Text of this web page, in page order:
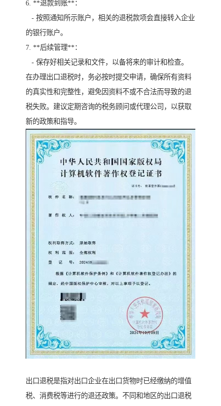
6. **退款到账**：
- 按照通知所示账户，相关的退税款项会直接转入企业
的银行账户。
7. **后续管理**：
- 保存好相关记录和文件，以备将来的审计和检查。
在办理出口退税时，务必按时提交申请，确保所有资料
的真实性和完整性，避免因资料不或不合法而导致的退
税失败。建议定期咨询的税务顾问或代理公司，以获取
新的政策和指导。
出口退税是指对出口企业在出口货物时已经缴纳的增值
税、消费税等进行的退还政策。不同和地区的出口退税